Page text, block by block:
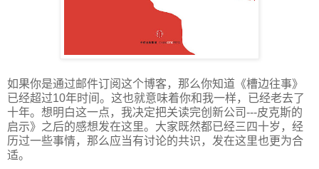
如果你是通过邮件订阅这个博客，那么你知道《槽边往事》
已经超过10年时间。这也就意味着你和我一样，已经老去了
十年。想明白这一点，我决定把关读完创新公司---皮克斯的
启示》之后的感想发在这里。大家既然都已经三四十岁，经
历过一些事情，那么应当有讨论的共识，发在这里也更为合
适。